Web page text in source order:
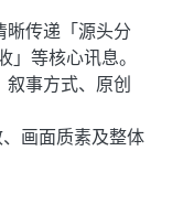
晰传递「源头分
等核心讯息。
叙事方式、原创
画面质素及整体